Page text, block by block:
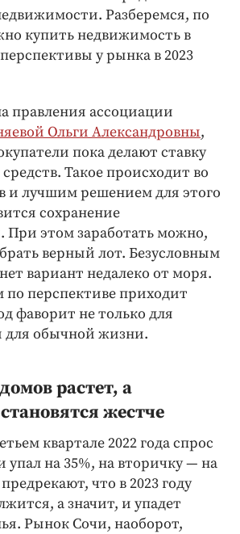
чтиво
Разберемся, по
купить недвижимость в
у рынка в 2023
правления ассоциации
Ольги Александровны,
пока делают ставку
Такое происходит во
и лучшим решением для этого
сохранение
этом заработать можно,
верный лот. Безусловным
вариант недалеко от моря.
перспективе приходит
фаворит не только для
для обычной жизни.
растет, а
жестче
квартале 2022 года спрос
упал на 35%, на вторичку — на
что в 2023 году
а значит, и упадет
Рынок Сочи, наоборот,